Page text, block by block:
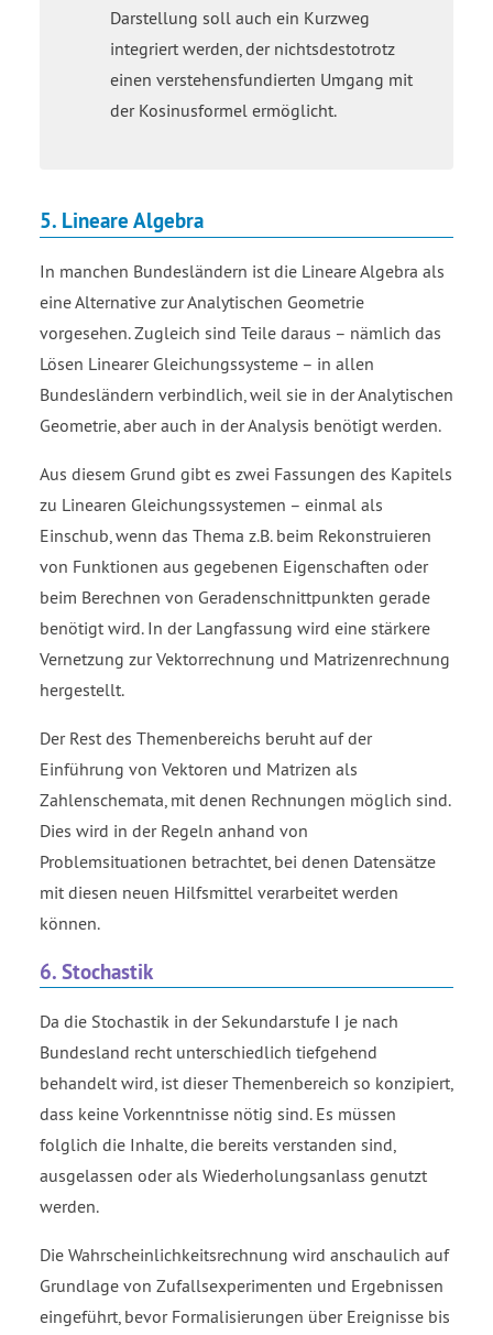
Darstellung soll auch ein Kurzweg
integriert werden, der nichtsdestotrotz
einen verstehensfundierten Umgang mit
der Kosinusformel ermöglicht.
5. Lineare Algebra
In manchen Bundesländern ist die Lineare Algebra als
eine Alternative zur Analytischen Geometrie
vorgesehen. Zugleich sind Teile daraus – nämlich das
Lösen Linearer Gleichungssysteme – in allen
Bundesländern verbindlich, weil sie in der Analytischen
Geometrie, aber auch in der Analysis benötigt werden.
Aus diesem Grund gibt es zwei Fassungen des Kapitels
zu Linearen Gleichungssystemen – einmal als
Einschub, wenn das Thema z.B. beim Rekonstruieren
von Funktionen aus gegebenen Eigenschaften oder
beim Berechnen von Geradenschnittpunkten gerade
benötigt wird. In der Langfassung wird eine stärkere
Vernetzung zur Vektorrechnung und Matrizenrechnung
hergestellt.
Der Rest des Themenbereichs beruht auf der
Einführung von Vektoren und Matrizen als
Zahlenschemata, mit denen Rechnungen möglich sind.
Dies wird in der Regeln anhand von
Problemsituationen betrachtet, bei denen Datensätze
mit diesen neuen Hilfsmittel verarbeitet werden
können.
6. Stochastik
Da die Stochastik in der Sekundarstufe I je nach
Bundesland recht unterschiedlich tiefgehend
behandelt wird, ist dieser Themenbereich so konzipiert,
dass keine Vorkenntnisse nötig sind. Es müssen
folglich die Inhalte, die bereits verstanden sind,
ausgelassen oder als Wiederholungsanlass genutzt
werden.
Die Wahrscheinlichkeitsrechnung wird anschaulich auf
Grundlage von Zufallsexperimenten und Ergebnissen
eingeführt, bevor Formalisierungen über Ereignisse bis